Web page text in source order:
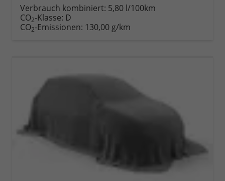
Verbrauch kombiniert: 5,80 l/100km
CO2-Klasse: D
CO2-Emissionen: 130,00 g/km